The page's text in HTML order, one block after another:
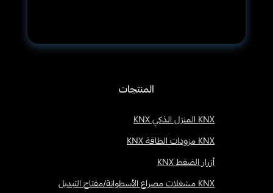
المنتجات
KNX المنزل الذكي KNX
KNX مزودات الطاقة KNX
أزرار الضغط KNX
KNX مشغلات مصراع الأسطوانة/مفتاح التبديل